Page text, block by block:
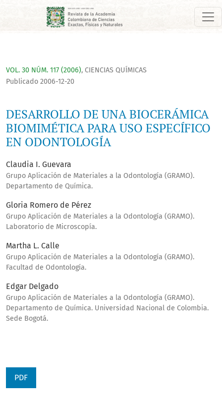
DESARROLLO DE UNA BIOCERÁMICA BIOMIMÉTICA PARA USO
VOL. 30 NÚM. 117 (2006), CIENCIAS QUÍMICAS
DESARROLLO DE UNA BIOCERÁMICA
BIOMIMÉTICA PARA USO ESPECÍFICO
EN ODONTOLOGÍA
Publicado 2006-12-20
Claudia I. Guevara
Grupo Aplicación de Materiales a la Odontología (GRAMO).
Departamento de Química.
Gloria Romero de Pérez
Grupo Aplicación de Materiales a la Odontología (GRAMO).
Laboratorio de Microscopía.
Martha L. Calle
Grupo Aplicación de Materiales a la Odontología (GRAMO).
Facultad de Odontología.
Edgar Delgado
Grupo Aplicación de Materiales a la Odontología (GRAMO).
Departamento de Química. Universidad Nacional de Colombia.
Sede Bogotá.
PDF